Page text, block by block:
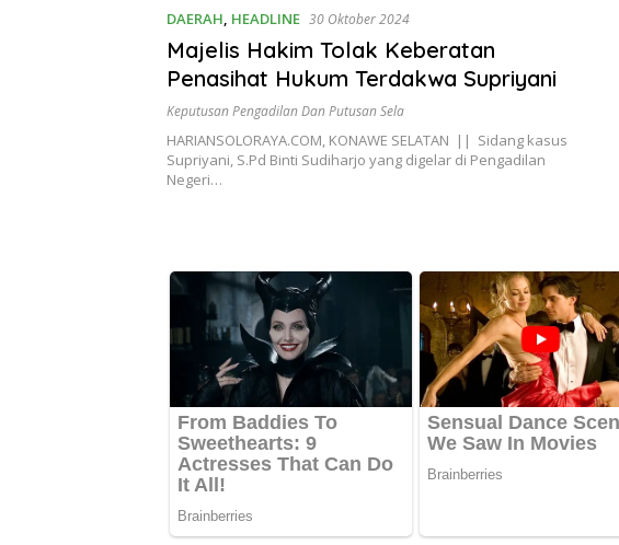
DAERAH, HEADLINE 30 Oktober 2024
Majelis Hakim Tolak Keberatan
Penasihat Hukum Terdakwa Supriyani
Keputusan Pengadilan Dan Putusan Sela
HARIANSOLORAYA.COM, KONAWE SELATAN || Sidang kasus
Supriyani, S.Pd Binti Sudiharjo yang digelar di Pengadilan
Negeri…